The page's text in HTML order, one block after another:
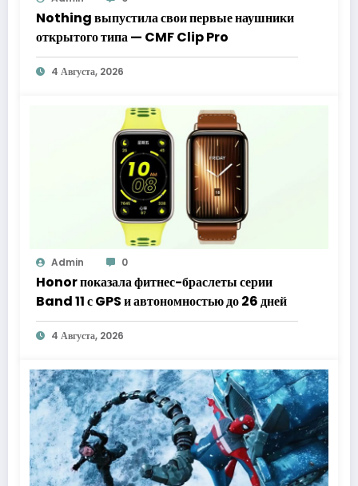
Nothing выпустила свои первые наушники
открытого типа — CMF Clip Pro
4 Августа, 2026
Admin 0
Honor показала фитнес-браслеты серии
Band 11 с GPS и автономностью до 26 дней
4 Августа, 2026